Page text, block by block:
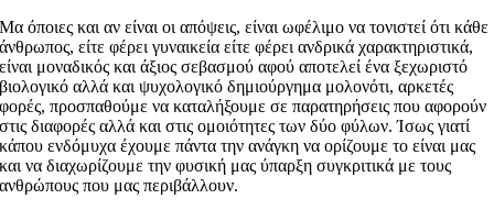
Μα όποιες και αν είναι οι απόψεις, είναι ωφέλιμο να τονιστεί ότι κάθε
άνθρωπος, είτε φέρει γυναικεία είτε φέρει ανδρικά χαρακτηριστικά,
είναι μοναδικός και άξιος σεβασμού αφού αποτελεί ένα ξεχωριστό
βιολογικό αλλά και ψυχολογικό δημιούργημα μολονότι, αρκετές
φορές, προσπαθούμε να καταλήξουμε σε παρατηρήσεις που αφορούν
στις διαφορές αλλά και στις ομοιότητες των δύο φύλων. Ίσως γιατί
κάπου ενδόμυχα έχουμε πάντα την ανάγκη να ορίζουμε το είναι μας
και να διαχωρίζουμε την φυσική μας ύπαρξη συγκριτικά με τους
ανθρώπους που μας περιβάλλουν.